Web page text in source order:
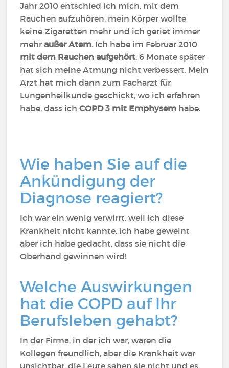
Jahr 2010 entschied ich mich, mit dem
Rauchen aufzuhören, mein Körper wollte
keine Zigaretten mehr und ich geriet immer
mehraußer Atem. Ich habe im Februar 2010
mit dem Rauchen aufgehört. 6 Monate später
hat sich meine Atmung nicht verbessert. Mein
Arzt hat mich dann zum Facharzt für
Lungenheilkunde geschickt, wo ich erfahren
habe, dass ichCOPD 3 mit Emphysem habe.
Wie haben Sie auf die
Ankündigung der
Diagnose reagiert?
Ich war ein wenig verwirrt, weil ich diese
Krankheit nicht kannte, ich habe geweint
aber ich habe gedacht, dass sie nicht die
Oberhand gewinnen wird!
Welche Auswirkungen
hat die COPD auf Ihr
Berufsleben gehabt?
In der Firma, in der ich war, waren die
Kollegen freundlich, aber die Krankheit war
unsichtbar, die Leute sahen sie nicht und es